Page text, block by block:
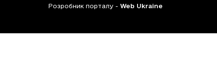
Розробник порталу - Web Ukraine